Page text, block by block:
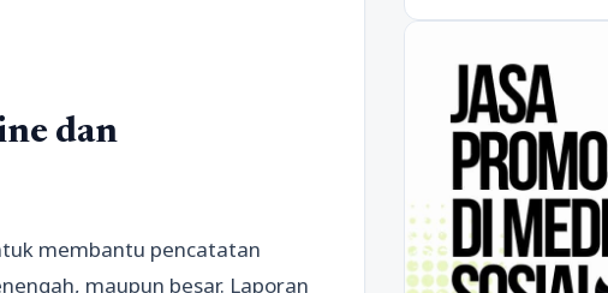
dan
membantu pencatatan
maupun besar. Laporan